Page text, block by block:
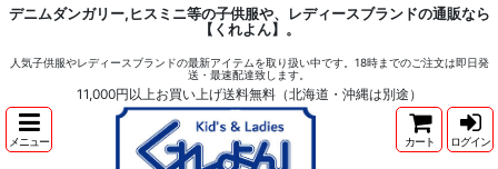
デニムダンガリー,ヒスミニ等の子供服や、レディースブランドの通販なら
【くれよん】。
人気子供服やレディースブランドの最新アイテムを取り扱い中です。18時までのご注文は即日発
送・最速配達致します。
11,000円以上お買い上げ送料無料（北海道・沖縄は別途）
メニュー カート ログイン